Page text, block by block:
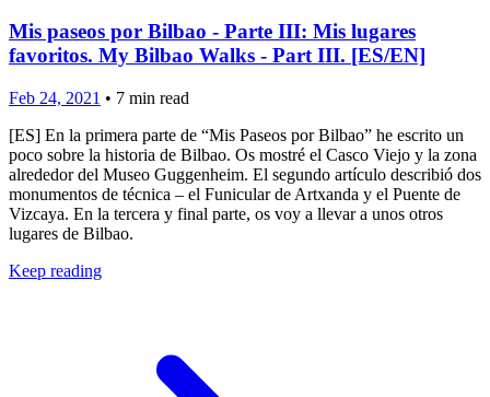
Mis paseos por Bilbao - Parte III: Mis lugares
favoritos. My Bilbao Walks - Part III. [ES/EN]
Feb 24, 2021 • 7 min read
[ES] En la primera parte de “Mis Paseos por Bilbao” he escrito un
poco sobre la historia de Bilbao. Os mostré el Casco Viejo y la zona
alrededor del Museo Guggenheim. El segundo artículo describió dos
monumentos de técnica – el Funicular de Artxanda y el Puente de
Vizcaya. En la tercera y final parte, os voy a llevar a unos otros
lugares de Bilbao.
Keep reading